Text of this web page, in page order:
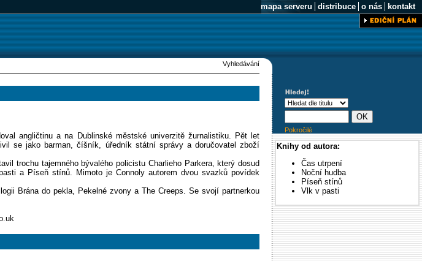
mapa serveru distribuce o nás kontakt
Vyhledávání
angličtinu a na Dublinské městské univerzitě žurnalistiku. Pět let
se jako barman, číšník, úředník státní správy a doručovatel zboží
trochu tajemného bývalého policistu Charlieho Parkera, který dosud
a Píseň stínů. Mimoto je Connoly autorem dvou svazků povídek
Brána do pekla, Pekelné zvony a The Creeps. Se svojí partnerkou
Pokročilé
Knihy od autora:
Čas utrpení
Noční hudba
Píseň stínů
Vlk v pasti